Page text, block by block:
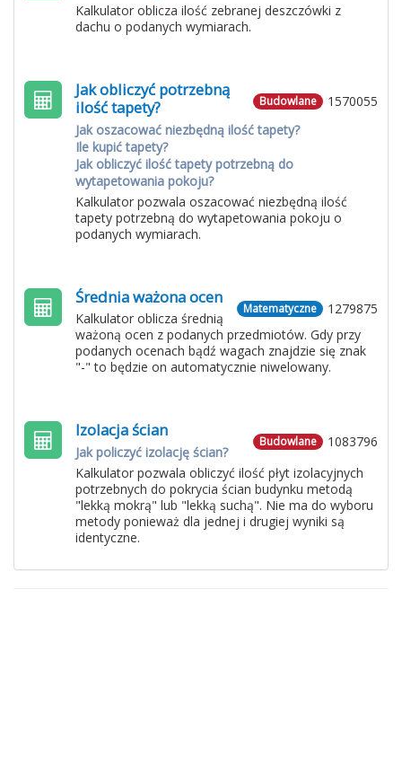
Kalkulator oblicza ilość zebranej deszczówki z
dachu o podanych wymiarach.
1570055
Budowlane
Jak obliczyć potrzebną
ilość tapety?
Jak oszacować niezbędną ilość tapety?
Ile kupić tapety?
Jak obliczyć ilość tapety potrzebną do
wytapetowania pokoju?
Kalkulator pozwala oszacować niezbędną ilość
tapety potrzebną do wytapetowania pokoju o
podanych wymiarach.
1279875
Matematyczne
Średnia ważona ocen
Kalkulator oblicza średnią
ważoną ocen z podanych przedmiotów. Gdy przy
podanych ocenach bądź wagach znajdzie się znak
"-" to będzie on automatycznie niwelowany.
1083796
Budowlane
Izolacja ścian
Jak policzyć izolację ścian?
Kalkulator pozwala obliczyć ilość płyt izolacyjnych
potrzebnych do pokrycia ścian budynku metodą
"lekką mokrą" lub "lekką suchą". Nie ma do wyboru
metody ponieważ dla jednej i drugiej wyniki są
identyczne.